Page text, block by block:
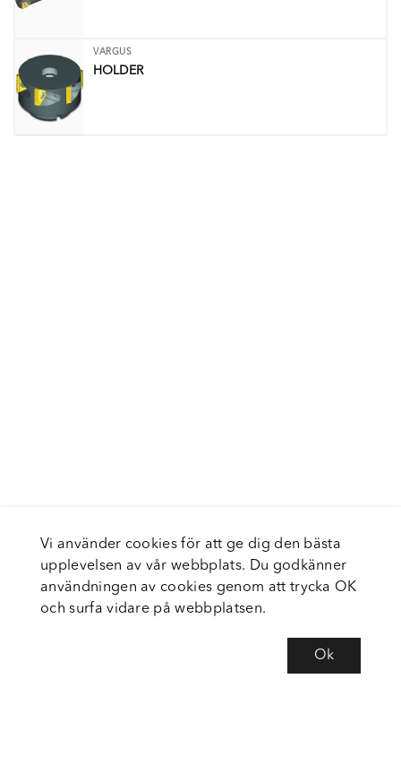
VARGUS
HOLDER
Vi använder cookies för att ge dig den bästa
upplevelsen av vår webbplats. Du godkänner
användningen av cookies genom att trycka OK
och surfa vidare på webbplatsen.
Ok